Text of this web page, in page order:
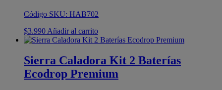
Código SKU: HAB702
$3.990 Añadir al carrito
Sierra Caladora Kit 2 Baterías
Ecodrop Premium